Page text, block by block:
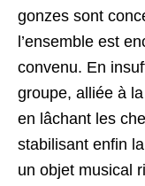
gonzes sont
l’ensemble est
convenu. En
groupe, alliée à
en lâchant les
stabilisant enfin
un objet musical